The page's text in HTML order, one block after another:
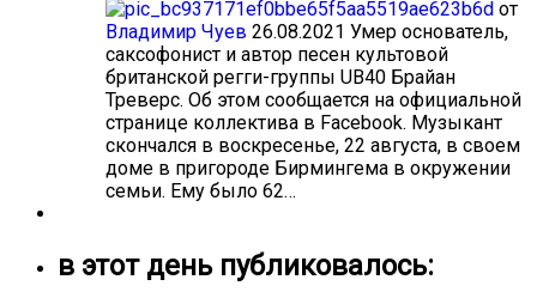
от
Владимир Чуев 26.08.2021 Умер основатель,
саксофонист и автор песен культовой
британской регги-группы UB40 Брайан
Треверс. Об этом сообщается на официальной
странице коллектива в Facebook. Музыкант
скончался в воскресенье, 22 августа, в своем
доме в пригороде Бирмингема в окружении
семьи. Ему было 62…
в этот день публиковалось: